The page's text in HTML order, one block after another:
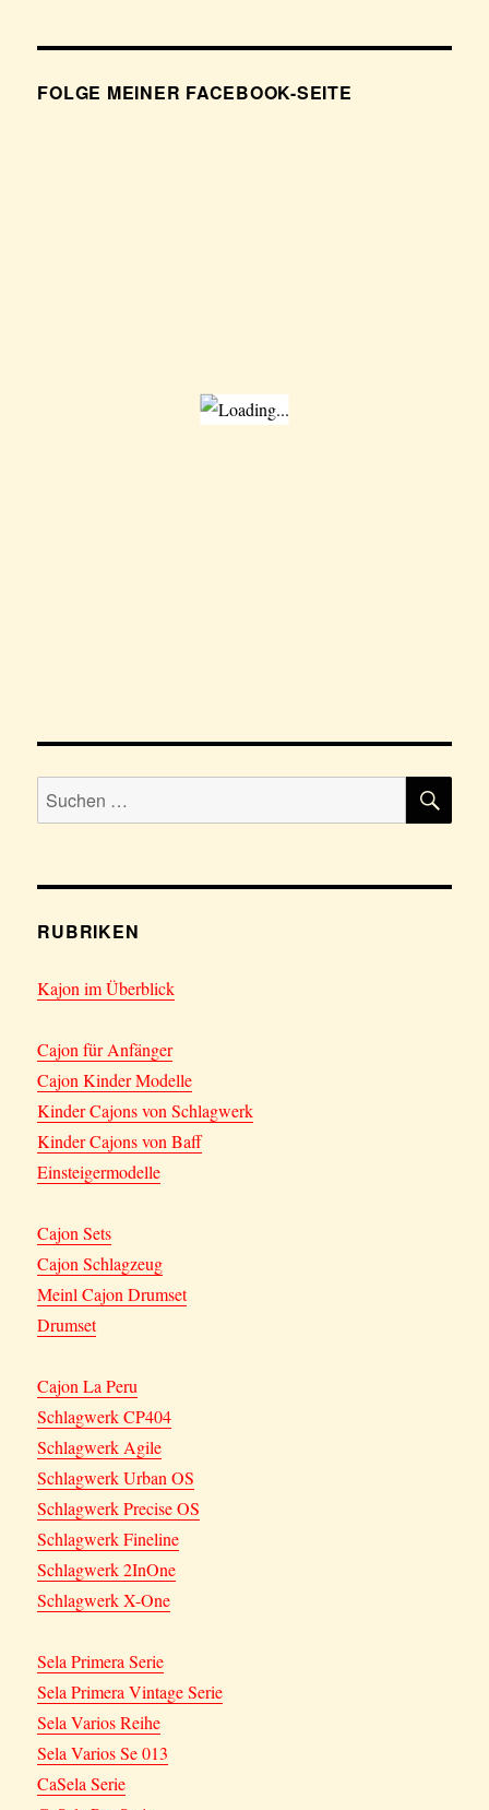
FOLGE MEINER FACEBOOK-SEITE
Suchen
nach:
RUBRIKEN
Kajon im Überblick
Cajon für Anfänger
Cajon Kinder Modelle
Kinder Cajons von Schlagwerk
Kinder Cajons von Baff
Einsteigermodelle
Cajon Sets
Cajon Schlagzeug
Meinl Cajon Drumset
Drumset
Cajon La Peru
Schlagwerk CP404
Schlagwerk Agile
Schlagwerk Urban OS
Schlagwerk Precise OS
Schlagwerk Fineline
Schlagwerk 2InOne
Schlagwerk X-One
Sela Primera Serie
Sela Primera Vintage Serie
Sela Varios Reihe
Sela Varios Se 013
CaSela Serie